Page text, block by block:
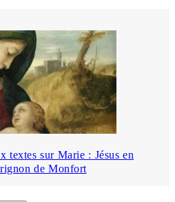
textes sur Marie : Jésus en
de Monfort